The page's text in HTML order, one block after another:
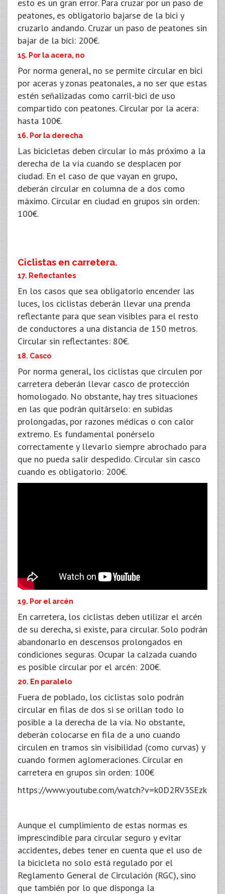
esto es un gran error. Para cruzar por un paso de
peatones, es obligatorio bajarse de la bici y
cruzarlo andando. Cruzar un paso de peatones sin
bajar de la bici: 200€.
15. Por la acera, no
Por norma general, no se permite circular en bici
por aceras y zonas peatonales, a no ser que estas
estén señalizadas como carril-bici de uso
compartido con peatones. Circular por la acera:
hasta 100€.
16. Por la derecha
Las bicicletas deben circular lo más próximo a la
derecha de la vía cuando se desplacen por
ciudad. En el caso de que vayan en grupo,
deberán circular en columna de a dos como
máximo. Circular en ciudad en grupos sin orden:
100€.
Ciclistas en carretera.
17. Reflectantes
En los casos que sea obligatorio encender las
luces, los ciclistas deberán llevar una prenda
reflectante para que sean visibles para el resto
de conductores a una distancia de 150 metros.
Circular sin reflectantes: 80€.
18. Casco
Por norma general, los ciclistas que circulen por
carretera deberán llevar casco de protección
homologado. No obstante, hay tres situaciones
en las que podrán quitárselo: en subidas
prolongadas, por razones médicas o con calor
extremo. Es fundamental ponérselo
correctamente y llevarlo siempre abrochado para
que no pueda salir despedido. Circular sin casco
cuando es obligatorio: 200€.
19. Por el arcén
En carretera, los ciclistas deben utilizar el arcén
de su derecha, si existe, para circular. Solo podrán
abandonarlo en descensos prolongados en
condiciones seguras. Ocupar la calzada cuando
es posible circular por el arcén: 200€.
20. En paralelo
Fuera de poblado, los ciclistas solo podrán
circular en filas de dos si se orillan todo lo
posible a la derecha de la vía. No obstante,
deberán colocarse en fila de a uno cuando
circulen en tramos sin visibilidad (como curvas) y
cuando formen aglomeraciones. Circular en
carretera en grupos sin orden: 100€
https://www.youtube.com/watch?v=k0D2RV3SEzk
Aunque el cumplimiento de estas normas es
imprescindible para circular seguro y evitar
accidentes, debes tener en cuenta que el uso de
la bicicleta no solo está regulado por el
Reglamento General de Circulación (RGC), sino
que también por lo que disponga la